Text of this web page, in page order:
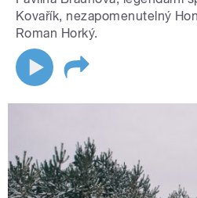
Kovařík, nezapomenutelný
Roman Horký.